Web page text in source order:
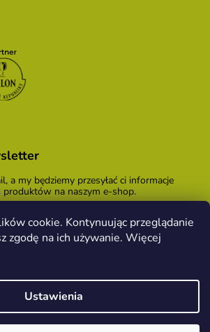
cookie. Kontynuując przeglądanie
zgodę na ich używanie. Więcej
Ustawienia
a my będziemy przesyłać ci informacje
na naszym e-shop.
mail, zgadzasz się zwarunkami
SIĘ